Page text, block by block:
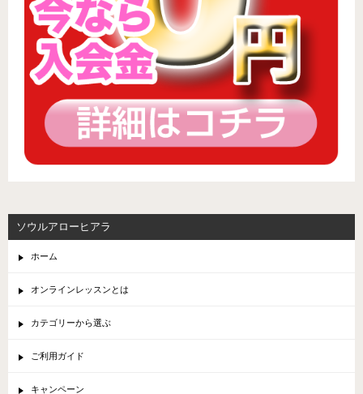
ソウルアローヒアラ
ホーム
オンラインレッスンとは
カテゴリーから選ぶ
ご利用ガイド
キャンペーン